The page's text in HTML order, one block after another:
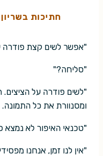
חתיכות בשריון
"אפשר לשים קצת פודרה
"סליחה?"
"לשים פודרה על
ומסנוורת את כל התמונה.
"טכנאי האיפור לא נמצא
"אין לנו זמן, אנחנו